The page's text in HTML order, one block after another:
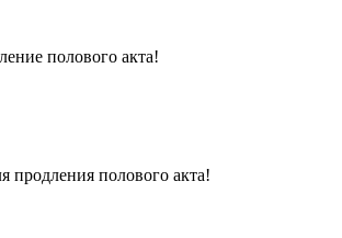
полового акта!
продления полового акта!